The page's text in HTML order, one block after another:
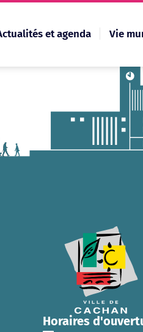
et agenda Vie
Recherche
Horaires